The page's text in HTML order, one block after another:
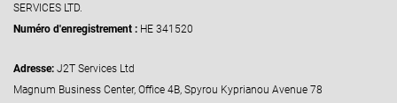
SERVICES LTD.
Numéro d'enregistrement : HE 341520
Adresse: J2T Services Ltd
Magnum Business Center, Office 4B, Spyrou Kyprianou Avenue 78